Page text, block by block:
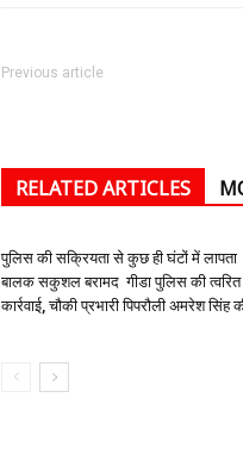
Previous article
RELATED ARTICLES
पुलिस की सक्रियता से कुछ ही घंटों में लापता
बालक सकुशल बरामद गीडा पुलिस की त्वरित
कार्रवाई, चौकी प्रभारी पिपरौली अमरेश सिंह